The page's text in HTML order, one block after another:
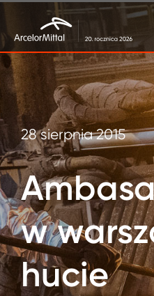
28 sierpnia 2015
w
hucie